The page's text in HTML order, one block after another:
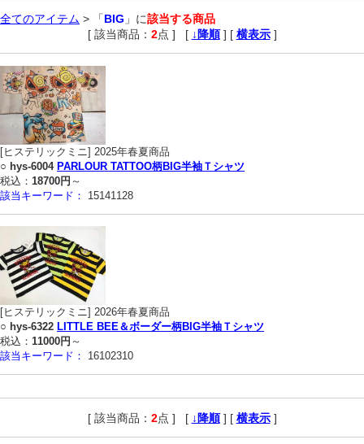
全てのアイテム > 「BIG 」に該当する商品
[ 該当商品： 2点 ] [ ↓降順 ] [ 横表示 ]
[ヒステリックミニ] 2025年春夏商品
○ hys-6004 PARLOUR TATTOO柄BIG半袖Ｔシャツ
税込： 18700円 ～
該当キーワード：
15141128
[ヒステリックミニ] 2026年春夏商品
○ hys-6322 LITTLE BEE＆ボーダー柄BIG半袖Ｔシャツ
税込： 11000円 ～
該当キーワード：
16102310
[ 該当商品： 2点 ] [ ↓降順 ] [ 横表示 ]